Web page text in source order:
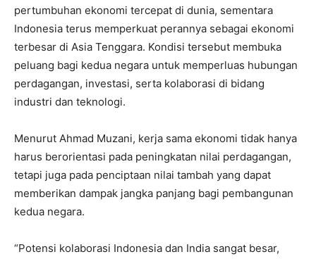
pertumbuhan ekonomi tercepat di dunia, sementara
Indonesia terus memperkuat perannya sebagai ekonomi
terbesar di Asia Tenggara. Kondisi tersebut membuka
peluang bagi kedua negara untuk memperluas hubungan
perdagangan, investasi, serta kolaborasi di bidang
industri dan teknologi.
Menurut Ahmad Muzani, kerja sama ekonomi tidak hanya
harus berorientasi pada peningkatan nilai perdagangan,
tetapi juga pada penciptaan nilai tambah yang dapat
memberikan dampak jangka panjang bagi pembangunan
kedua negara.
“Potensi kolaborasi Indonesia dan India sangat besar,